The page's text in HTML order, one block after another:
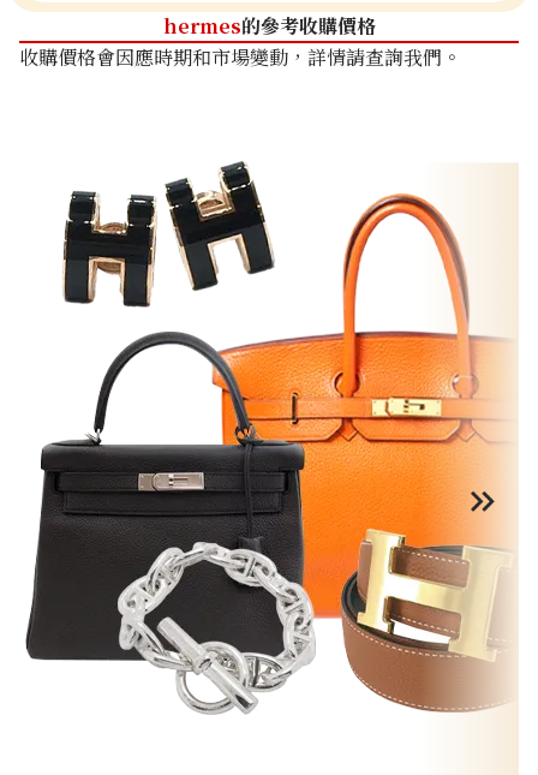
hermes的參考收購價格
收購價格會因應時期和市場變動，詳情請查詢我們。